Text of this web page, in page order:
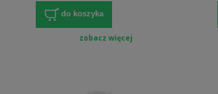
do koszyka
zobacz więcej